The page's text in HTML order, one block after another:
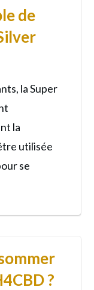
de
la Super
la
utilisée
se
?